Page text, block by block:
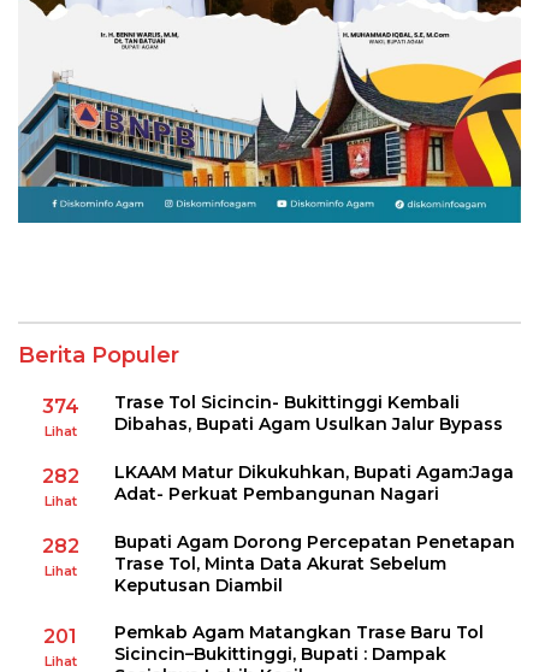
Berita Populer
374
Lihat
Trase Tol Sicincin- Bukittinggi Kembali
Dibahas, Bupati Agam Usulkan Jalur Bypass
282
Lihat
LKAAM Matur Dikukuhkan, Bupati Agam:Jaga
Adat- Perkuat Pembangunan Nagari
282
Lihat
Bupati Agam Dorong Percepatan Penetapan
Trase Tol, Minta Data Akurat Sebelum
Keputusan Diambil
201
Lihat
Pemkab Agam Matangkan Trase Baru Tol
Sicincin–Bukittinggi, Bupati : Dampak